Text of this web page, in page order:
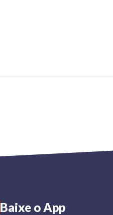
Baixe o App